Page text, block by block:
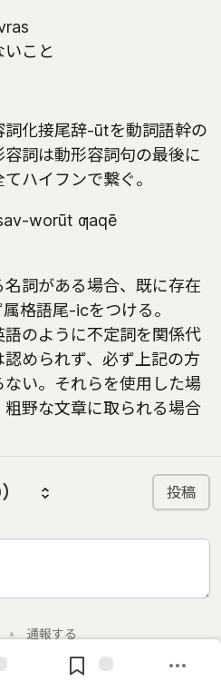
こと
化接尾辞-ūtを動詞語幹の
詞は動形容詞句の最後に
ハイフンで繋ぐ。
worūt ƣaqē
詞がある場合、既に存在
格語尾-icをつける。
のように不定詞を関係代
められず、必ず上記の方
い。それらを使用した場
野な文章に取られる場合
投稿
• 通報する